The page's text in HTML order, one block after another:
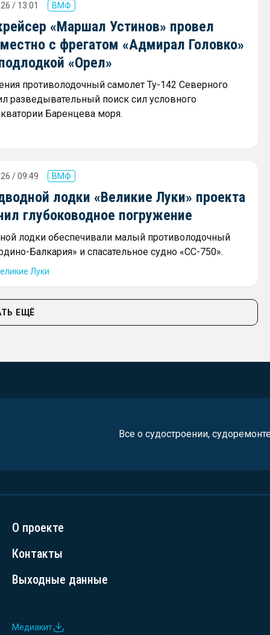
/ 13:01 ВМФ
«Маршал Устинов» провел
с фрегатом «Адмирал Головко»
«Орел»
противолодочный самолет Ту-142 Северного
разведывательный поиск сил условного
Баренцева моря.
/ 09:49 ВМФ
лодки «Великие Луки» проекта
глубоководное погружение
лодки обеспечивали малый противолодочный
Балкария» и спасательное судно «СС-750».
Луки
ЕЩЁ
Все о судостроении,
О проекте
Контакты
Выходные данные
Медиакит